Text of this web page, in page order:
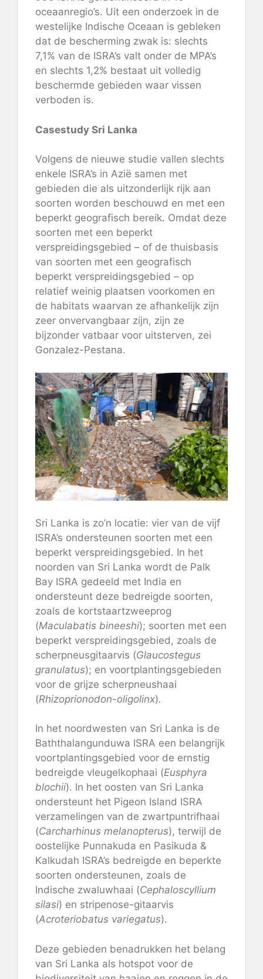
oceaanregio’s. Uit een onderzoek in de
westelijke Indische Oceaan is gebleken
dat de bescherming zwak is: slechts
7,1% van de ISRA’s valt onder de MPA’s
en slechts 1,2% bestaat uit volledig
beschermde gebieden waar vissen
verboden is.
Casestudy Sri Lanka
Volgens de nieuwe studie vallen slechts
enkele ISRA’s in Azië samen met
gebieden die als uitzonderlijk rijk aan
soorten worden beschouwd en met een
beperkt geografisch bereik. Omdat deze
soorten met een beperkt
verspreidingsgebied – of de thuisbasis
van soorten met een geografisch
beperkt verspreidingsgebied – op
relatief weinig plaatsen voorkomen en
de habitats waarvan ze afhankelijk zijn
zeer onvervangbaar zijn, zijn ze
bijzonder vatbaar voor uitsterven, zei
Gonzalez-Pestana.
Sri Lanka is zo’n locatie: vier van de vijf
ISRA’s ondersteunen soorten met een
beperkt verspreidingsgebied. In het
noorden van Sri Lanka wordt de Palk
Bay ISRA gedeeld met India en
ondersteunt deze bedreigde soorten,
zoals de kortstaartzweeprog
(Maculabatis bineeshi); soorten met een
beperkt verspreidingsgebied, zoals de
scherpneusgitaarvis (Glaucostegus
granulatus); en voortplantingsgebieden
voor de grijze scherpneushaai
(Rhizoprionodon-oligolinx).
In het noordwesten van Sri Lanka is de
Baththalangunduwa ISRA een belangrijk
voortplantingsgebied voor de ernstig
bedreigde vleugelkophaai (Eusphyra
blochii). In het oosten van Sri Lanka
ondersteunt het Pigeon Island ISRA
verzamelingen van de zwartpuntrifhaai
(Carcharhinus melanopterus), terwijl de
oostelijke Punnakuda en Pasikuda &
Kalkudah ISRA’s bedreigde en beperkte
soorten ondersteunen, zoals de
Indische zwaluwhaai (Cephaloscyllium
silasi) en stripenose-gitaarvis
(Acroteriobatus variegatus).
Deze gebieden benadrukken het belang
van Sri Lanka als hotspot voor de